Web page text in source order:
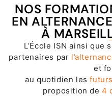
NOS
EN
À
L’École ISN ainsi
partenaires par
et
au quotidien les
proposition de4